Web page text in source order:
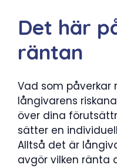
Det här
räntan
Vad som påverkar
långivarens
över dina
sätter en
Alltså det är
avgör vilken ränta